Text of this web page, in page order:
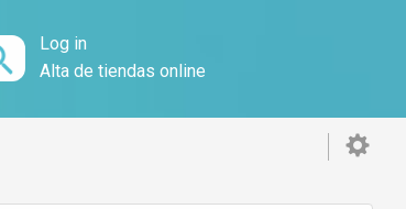
Log in
Alta de tiendas online